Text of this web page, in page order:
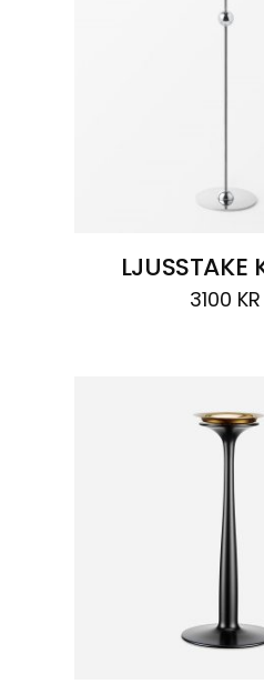
LJUSSTAKE
3100 KR